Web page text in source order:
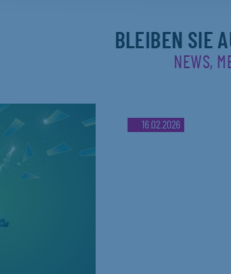
BLEIBEN SIE
NEWS,
16.02.2026